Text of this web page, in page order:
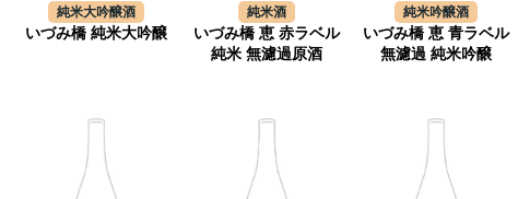
純米大吟醸酒
いづみ橋 純米大吟醸
純米酒
いづみ橋 恵 赤ラベル
純米 無濾過原酒
純米吟醸酒
いづみ橋 恵 青ラベル
無濾過 純米吟醸